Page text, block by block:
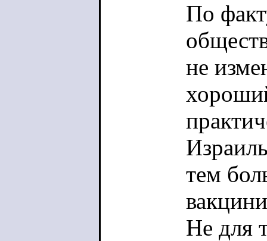
По
не
тем
Не для